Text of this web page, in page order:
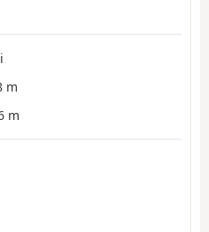
m
m